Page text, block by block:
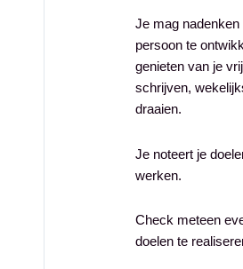
Je mag
persoon te
genieten van je
schrijven,
draaien.
Je noteert je
werken.
Check meteen
doelen te